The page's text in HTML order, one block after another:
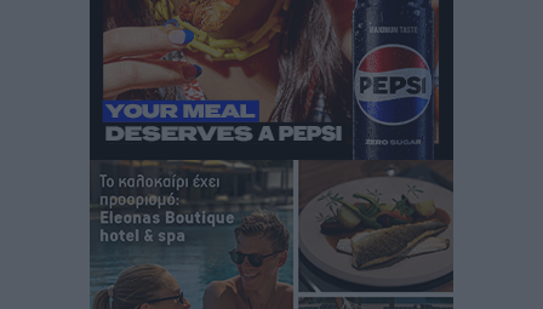
πριν 3 ώρες
Νέες ταυτότητες: Ποιοι πρέπει να τις αλλάξουν άμεσα
και ποιοι όχι
• πριν 3 ώρες
Στον Ιπποκράτη η Μαρία Βλάχου
Αθλητικά• πριν 3 ώρες
Οικονομική ενίσχυση για συντήρηση στο κλειστό της